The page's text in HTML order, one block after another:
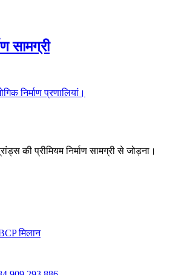
सामग्री
निर्माण प्रणालियां।
की प्रीमियम निर्माण सामग्री से जोड़ना।
मिलान